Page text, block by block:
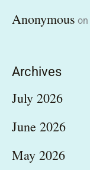
Anonymous on
Archives
July 2026
June 2026
May 2026